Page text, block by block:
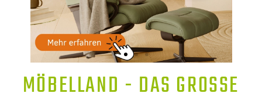
MÖBELLAND - DAS GROSSE E